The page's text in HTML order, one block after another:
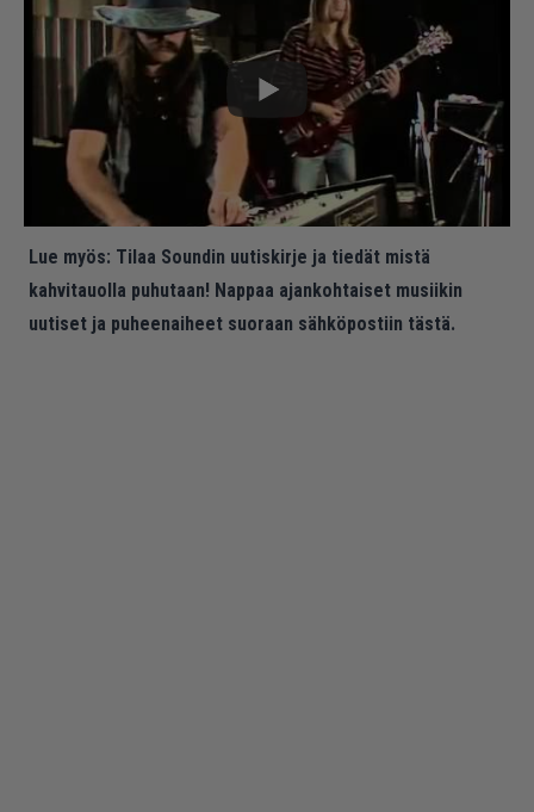
Lue myös: Tilaa Soundin uutiskirje ja tiedät mistä
kahvitauolla puhutaan! Nappaa ajankohtaiset musiikin
uutiset ja puheenaiheet suoraan sähköpostiin tästä.